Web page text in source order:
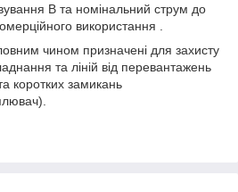
B та номінальний струм до
використання .
чином призначені для захисту
та ліній від перевантажень
коротких замикань